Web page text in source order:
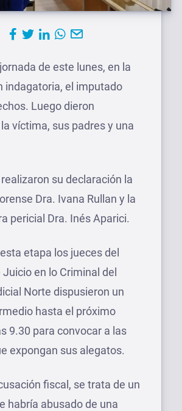
de este lunes, en la
indagatoria, el imputado
Luego dieron
víctima, sus padres y una
su declaración la
Dra. Ivana Rullan y la
pericial Dra. Inés Aparici.
etapa los jueces del
en lo Criminal del
Norte dispusieron un
hasta el próximo
9.30 para convocar a las
expongan sus alegatos.
fiscal, se trata de un
habría abusado de una